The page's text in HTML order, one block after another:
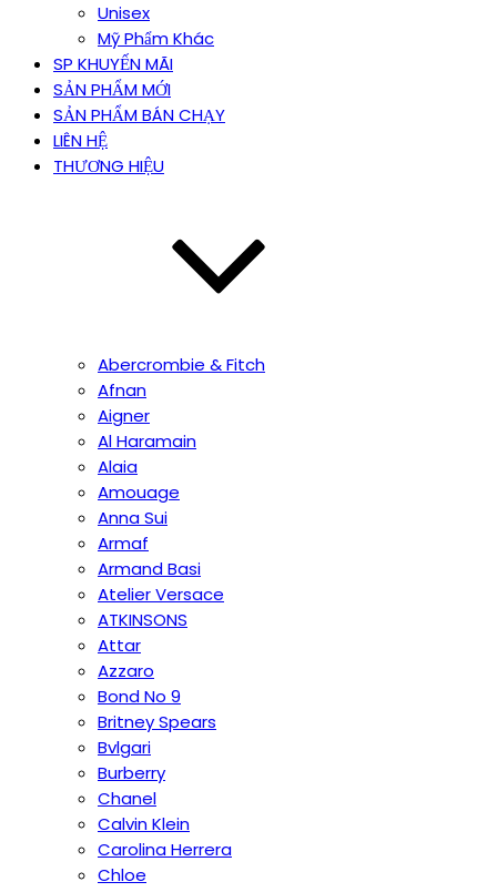
Unisex
Mỹ Phẩm Khác
SP KHUYẾN MÃI
SẢN PHẨM MỚI
SẢN PHẨM BÁN CHẠY
LIÊN HỆ
THƯƠNG HIỆU
Abercrombie & Fitch
Afnan
Aigner
Al Haramain
Alaia
Amouage
Anna Sui
Armaf
Armand Basi
Atelier Versace
ATKINSONS
Attar
Azzaro
Bond No 9
Britney Spears
Bvlgari
Burberry
Chanel
Calvin Klein
Carolina Herrera
Chloe